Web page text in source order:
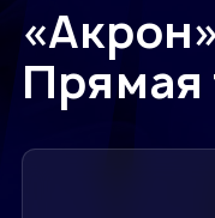
Прямая